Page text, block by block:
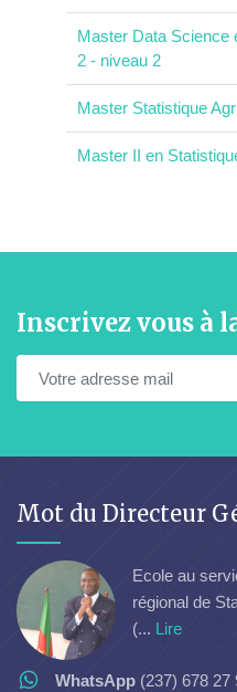
Master Data Science
2 - niveau 2
Master Statistique
Master II en
Inscrivez vous à
Mot du Directeur
Ecole au
régional de
(... Lire
WhatsApp (237) 678 27